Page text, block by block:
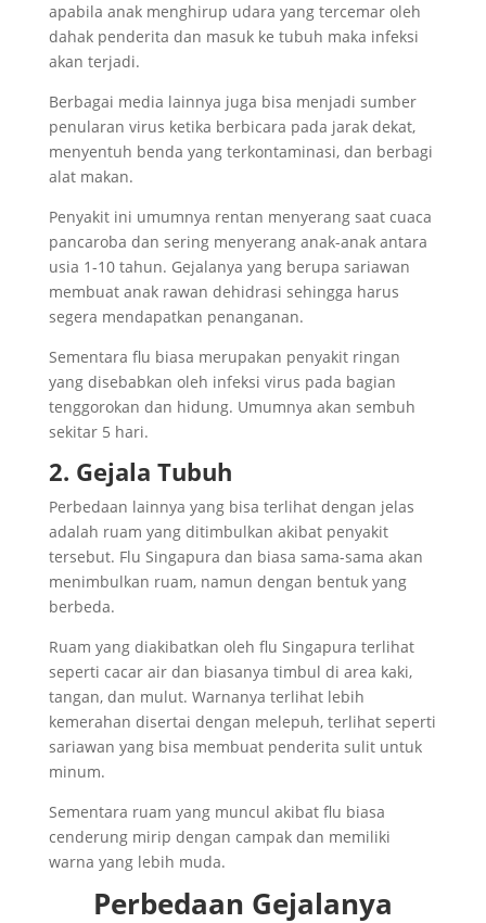
apabila anak menghirup udara yang tercemar oleh
dahak penderita dan masuk ke tubuh maka infeksi
akan terjadi.
Berbagai media lainnya juga bisa menjadi sumber
penularan virus ketika berbicara pada jarak dekat,
menyentuh benda yang terkontaminasi, dan berbagi
alat makan.
Penyakit ini umumnya rentan menyerang saat cuaca
pancaroba dan sering menyerang anak-anak antara
usia 1-10 tahun. Gejalanya yang berupa sariawan
membuat anak rawan dehidrasi sehingga harus
segera mendapatkan penanganan.
Sementara flu biasa merupakan penyakit ringan
yang disebabkan oleh infeksi virus pada bagian
tenggorokan dan hidung. Umumnya akan sembuh
sekitar 5 hari.
2. Gejala Tubuh
Perbedaan lainnya yang bisa terlihat dengan jelas
adalah ruam yang ditimbulkan akibat penyakit
tersebut. Flu Singapura dan biasa sama-sama akan
menimbulkan ruam, namun dengan bentuk yang
berbeda.
Ruam yang diakibatkan oleh flu Singapura terlihat
seperti cacar air dan biasanya timbul di area kaki,
tangan, dan mulut. Warnanya terlihat lebih
kemerahan disertai dengan melepuh, terlihat seperti
sariawan yang bisa membuat penderita sulit untuk
minum.
Sementara ruam yang muncul akibat flu biasa
cenderung mirip dengan campak dan memiliki
warna yang lebih muda.
Perbedaan Gejalanya